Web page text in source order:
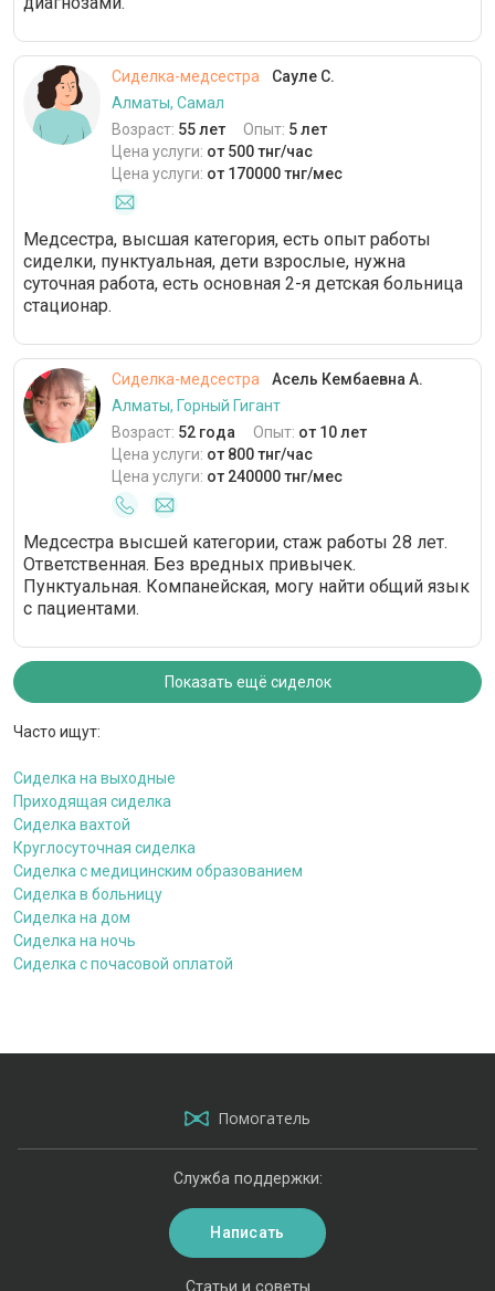
Сиделка-медсестра
Сауле С.
Алматы, Самал
Возраст: 55 лет Опыт: 5 лет
Цена услуги: от 500 тнг/час
Цена услуги: от 170000 тнг/мес
Медсестра, высшая категория, есть опыт работы
сиделки, пунктуальная, дети взрослые, нужна
суточная работа, есть основная 2-я детская больница
стационар.
Сиделка-медсестра
Асель Кембаевна А.
Алматы, Горный Гигант
Возраст: 52 года Опыт: от 10 лет
Цена услуги: от 800 тнг/час
Цена услуги: от 240000 тнг/мес
Медсестра высшей категории, стаж работы 28 лет.
Ответственная. Без вредных привычек.
Пунктуальная. Компанейская, могу найти общий язык
с пациентами.
Показать ещё сиделок
Часто ищут:
Сиделка на выходные
Приходящая сиделка
Сиделка вахтой
Круглосуточная сиделка
Сиделка с медицинским образованием
Сиделка в больницу
Сиделка на дом
Сиделка на ночь
Сиделка с почасовой оплатой
Помогатель
Статьи и советы
Служба поддержки:
Написать